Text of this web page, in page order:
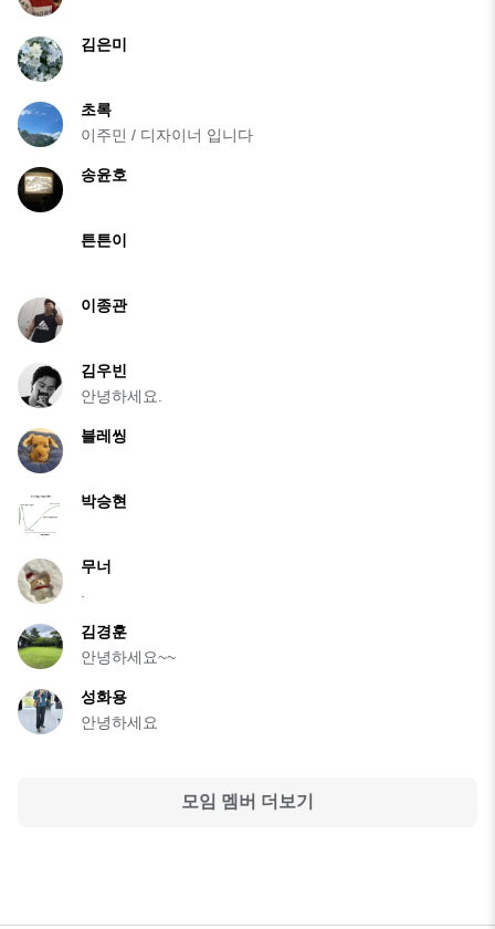
김은미
초록
이주민 / 디자이너 입니다
송윤호
튼튼이
이종관
김우빈
안녕하세요.
블레씽
박승현
무너
김경훈
안녕하세요~~
성화용
안녕하세요
모임 멤버 더보기